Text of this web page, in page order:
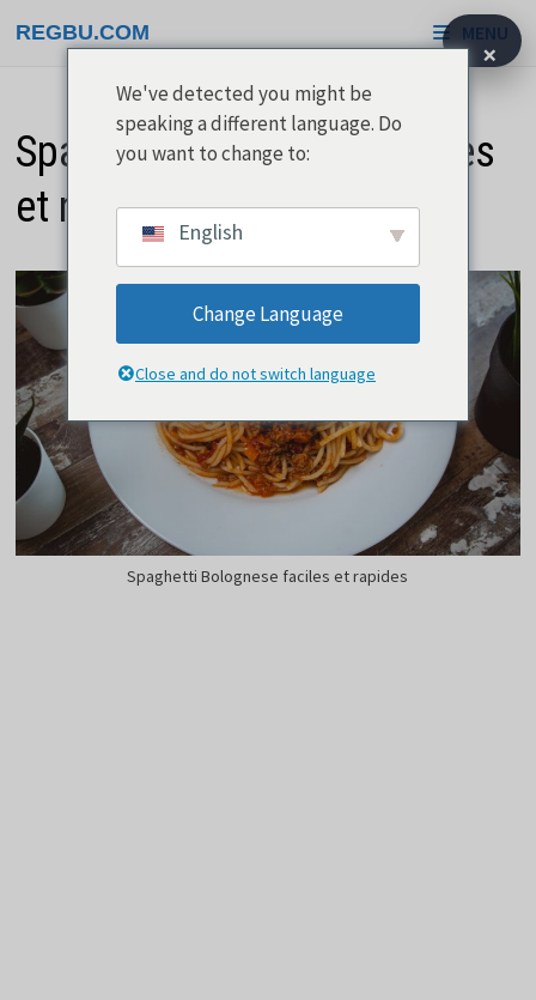
au
REGBU.COM MENU
Spaghetti Bolognese faciles
et rapides
Spaghetti Bolognese faciles et rapides
×
We've detected you might be
speaking a different language. Do
you want to change to:
English
Change Language
Close and do not switch language